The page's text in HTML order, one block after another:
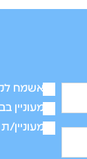
אשמח
מעוניין
מעוניין/